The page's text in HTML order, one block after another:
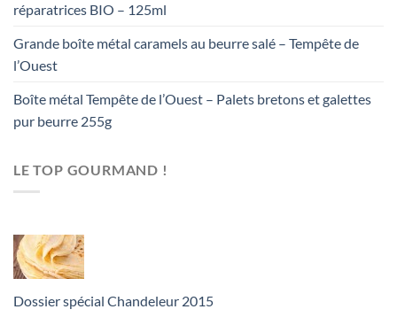
réparatrices BIO – 125ml
Grande boîte métal caramels au beurre salé – Tempête de
l’Ouest
Boîte métal Tempête de l’Ouest – Palets bretons et galettes
pur beurre 255g
LE TOP GOURMAND !
Dossier spécial Chandeleur 2015